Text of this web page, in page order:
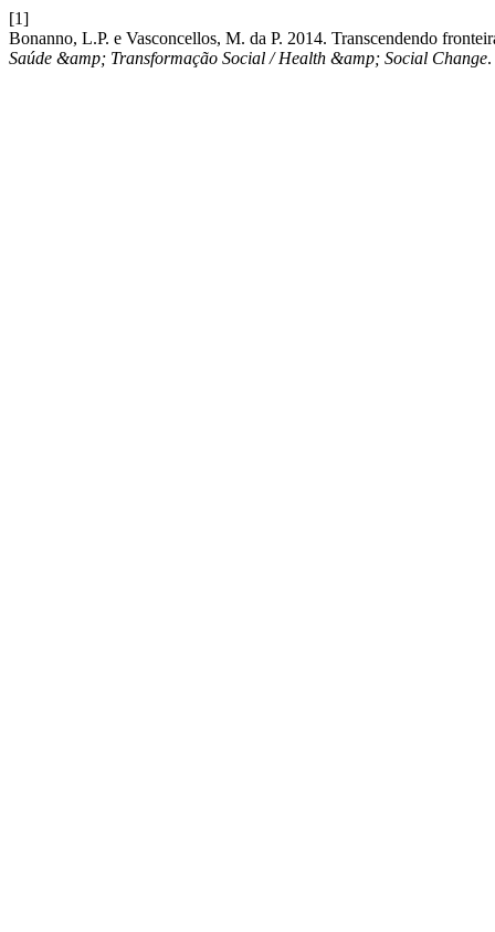
[1]
Bonanno, L.P. e Vasconcellos, M. da P. 2014. Transcendendo
Saúde &amp; Transformação Social / Health &amp; Social Change